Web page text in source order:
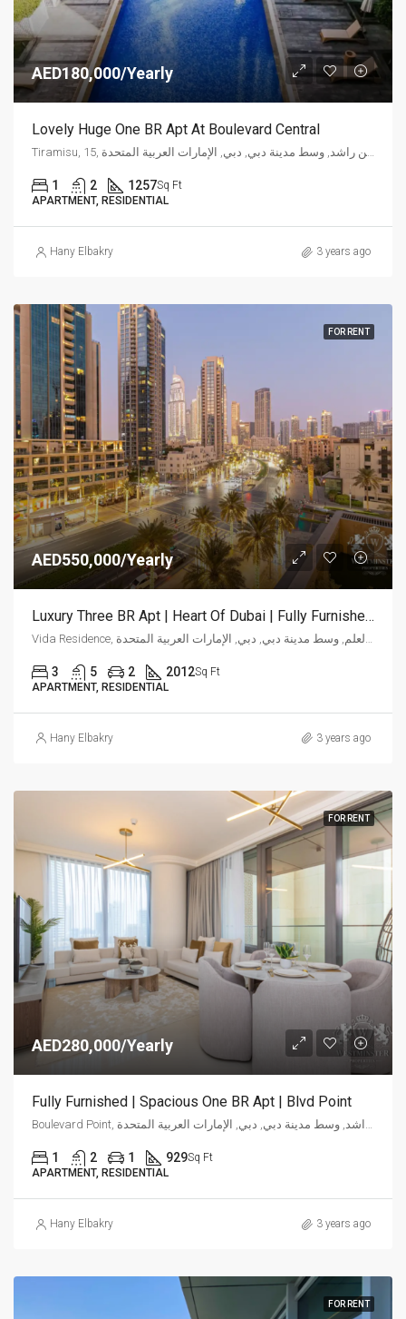
AED180,000/Yearly
Lovely Huge One BR Apt At Boulevard Central
Tiramisu, 15, شارع الشيخ محمد بن راشد, وسط مدينة دبي, دبي, الإمارات العربية المتحدة
1 2 1257Sq Ft
APARTMENT, RESIDENTIAL
Hany Elbakry 3 years ago
FOR RENT
AED550,000/Yearly
Luxury Three BR Apt | Heart Of Dubai | Fully Furnished At Vida
3 5 2 2012Sq Ft
APARTMENT, RESIDENTIAL
Hany Elbakry 3 years ago
FOR RENT
AED280,000/Yearly
Fully Furnished | Spacious One BR Apt | Blvd Point
Boulevard Point, شارع الشيخ محمد بن راشد, وسط مدينة دبي, دبي, الإمارات العربية المتحدة
1 2 1 929Sq Ft
APARTMENT, RESIDENTIAL
Hany Elbakry 3 years ago
FOR RENT